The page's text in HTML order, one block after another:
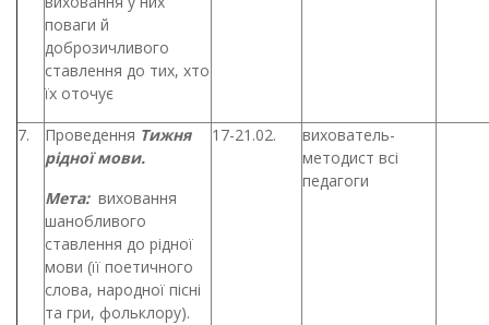
поваги й
доброзичливого
ставлення до тих, хто
їх оточує
7.
Проведення Тижня
рідної мови.
Мета:виховання
шанобливого
ставлення до рідної
мови (її поетичного
слова, народної пісні
та гри, фольклору).
17-21.02.
вихователь-
методист всі
педагоги